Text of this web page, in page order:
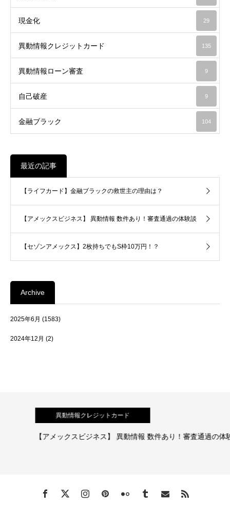
現金化 29
異動情報クレジットカード 135
異動情報ローン審査 9
自己破産 9
金融ブラック 104
最近の記事
【ライフカード】金融ブラックの救世主の理由は？
【アメックスビジネス】 異動情報 数件あり！審査通過の体験談
【セゾンアメックス】2枚持ちでもS枠10万円！？
Archive
2025年6月 (1583)
2024年12月 (2)
異動情報クレジットカード
【アメックスビジネス】 異動情報 数件あり！審査通過の体験談